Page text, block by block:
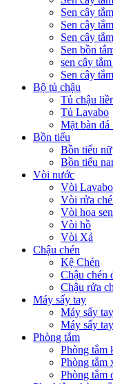
Sen cây
Sen cây
Sen cây
Sen bồn
sen cây
Sen cây
Bộ tủ chậu
Tủ chậu
Tủ Lavabo
Mặt bàn đá
Bồn tiểu
Bồn tiểu nữ
Bồn tiểu
Vòi nước
Vòi Lavabo
Vòi rửa
Vòi hoa
Vòi hồ
Vòi Xả
Chậu chén
Kệ Chén
Chậu chén
Chậu rửa
Máy sấy tay
Máy sấy
Máy sấy
Phòng tắm
Phòng tắm
Phòng tắm
Phòng tắm